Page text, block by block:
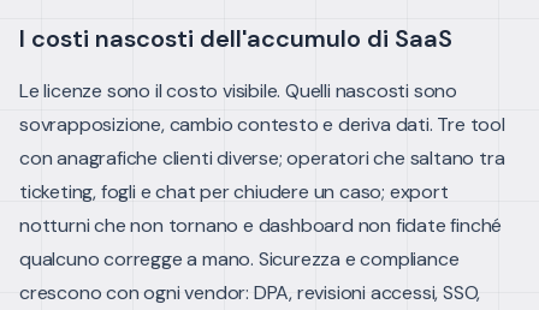
I costi nascosti dell'accumulo di SaaS
Le licenze sono il costo visibile. Quelli nascosti sono
sovrapposizione, cambio contesto e deriva dati. Tre tool
con anagrafiche clienti diverse; operatori che saltano tra
ticketing, fogli e chat per chiudere un caso; export
notturni che non tornano e dashboard non fidate finché
qualcuno corregge a mano. Sicurezza e compliance
crescono con ogni vendor: DPA, revisioni accessi, SSO,